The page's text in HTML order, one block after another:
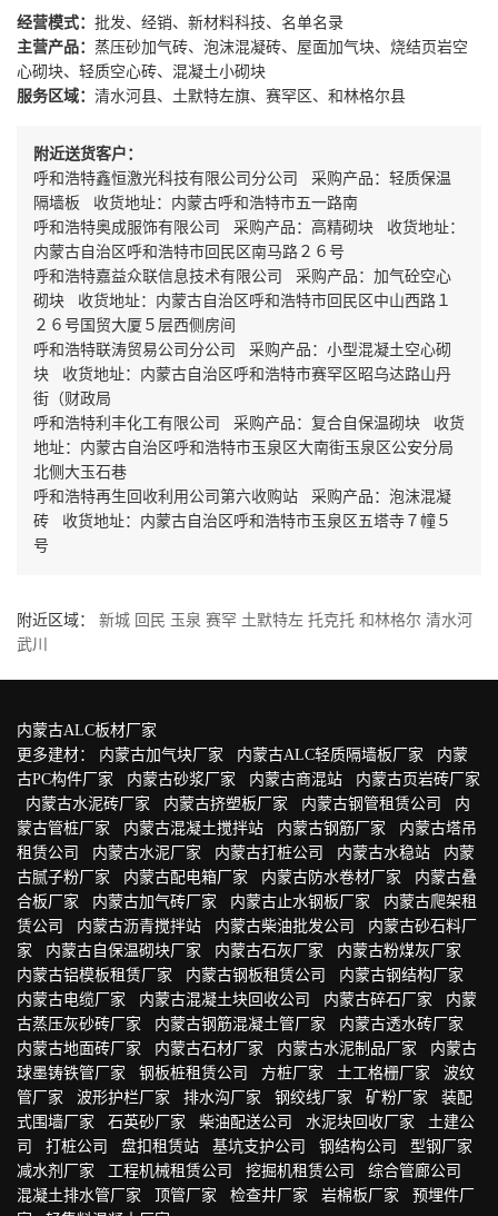
经营模式： 批发、经销、新材料科技、名单名录
主营产品： 蒸压砂加气砖、泡沫混凝砖、屋面加气块、烧结页岩空
心砌块、轻质空心砖、混凝土小砌块
服务区域： 清水河县、土默特左旗、赛罕区、和林格尔县
附近送货客户：
呼和浩特鑫恒激光科技有限公司分公司 采购产品：轻质保温
隔墙板 收货地址：内蒙古呼和浩特市五一路南
呼和浩特奥成服饰有限公司 采购产品：高精砌块 收货地址：
内蒙古自治区呼和浩特市回民区南马路２６号
呼和浩特嘉益众联信息技术有限公司 采购产品：加气砼空心
砌块 收货地址：内蒙古自治区呼和浩特市回民区中山西路１
２６号国贸大厦５层西侧房间
呼和浩特联涛贸易公司分公司 采购产品：小型混凝土空心砌
块 收货地址：内蒙古自治区呼和浩特市赛罕区昭乌达路山丹
街（财政局
呼和浩特利丰化工有限公司 采购产品：复合自保温砌块 收货
地址：内蒙古自治区呼和浩特市玉泉区大南街玉泉区公安分局
北侧大玉石巷
呼和浩特再生回收利用公司第六收购站 采购产品：泡沫混凝
砖 收货地址：内蒙古自治区呼和浩特市玉泉区五塔寺７幢５
号
附近区域： 新城 回民 玉泉 赛罕 土默特左 托克托 和林格尔 清水河
武川
内蒙古ALC板材厂家
更多建材： 内蒙古加气块厂家 内蒙古ALC轻质隔墙板厂家
内蒙
古PC构件厂家
内蒙古砂浆厂家 内蒙古商混站
内蒙古页岩砖厂家
内蒙古水泥砖厂家
内蒙古挤塑板厂家 内蒙古钢管租赁公司
内
蒙古管桩厂家
内蒙古混凝土搅拌站 内蒙古钢筋厂家
内蒙古塔吊
租赁公司
内蒙古水泥厂家 内蒙古打桩公司 内蒙古水稳站
内蒙
古腻子粉厂家
内蒙古配电箱厂家 内蒙古防水卷材厂家
内蒙古叠
合板厂家
内蒙古加气砖厂家 内蒙古止水钢板厂家
内蒙古爬架租
赁公司
内蒙古沥青搅拌站 内蒙古柴油批发公司
内蒙古砂石料厂
家
内蒙古自保温砌块厂家 内蒙古石灰厂家
内蒙古粉煤灰厂家
内蒙古铝模板租赁厂家
内蒙古钢板租赁公司
内蒙古钢结构厂家
内蒙古电缆厂家
内蒙古混凝土块回收公司 内蒙古碎石厂家
内蒙
古蒸压灰砂砖厂家
内蒙古钢筋混凝土管厂家
内蒙古透水砖厂家
内蒙古地面砖厂家
内蒙古石材厂家 内蒙古水泥制品厂家
内蒙古
球墨铸铁管厂家
钢板桩租赁公司 方桩厂家 土工格栅厂家
波纹
管厂家
波形护栏厂家 排水沟厂家 钢绞线厂家 矿粉厂家
装配
式围墙厂家
石英砂厂家 柴油配送公司 水泥块回收厂家
土建公
司
打桩公司 盘扣租赁站 基坑支护公司 钢结构公司
型钢厂家
减水剂厂家
工程机械租赁公司 挖掘机租赁公司
综合管廊公司
混凝土排水管厂家
顶管厂家 检查井厂家 岩棉板厂家
预埋件厂